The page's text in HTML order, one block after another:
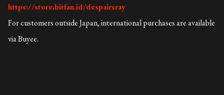
https://store.bitfan.id/despairsray
For customers outside Japan, international purchases are available
via Buyee.